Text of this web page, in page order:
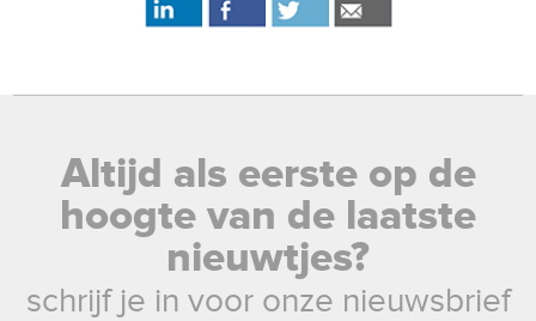
Altijd als eerste op de
hoogte van de laatste
nieuwtjes?
schrijf je in voor onze nieuwsbrief